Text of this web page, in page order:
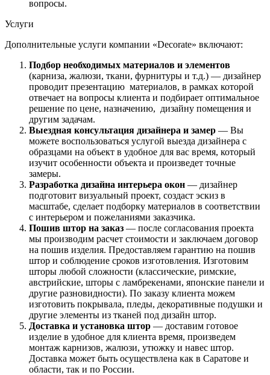
вопросы.
Услуги
Дополнительные услуги компании «Decorate» включают:
Подбор необходимых материалов и элементов
(карниза, жалюзи, ткани, фурнитуры и т.д.) — дизайнер
проводит презентацию материалов, в рамках которой
отвечает на вопросы клиента и подбирает оптимальное
решение по цене, назначению, дизайну помещения и
другим задачам.
Выездная консультация дизайнера и замер — Вы
можете воспользоваться услугой выезда дизайнера с
образцами на объект в удобное для вас время, который
изучит особенности объекта и произведет точные
замеры.
Разработка дизайна интерьера окон — дизайнер
подготовит визуальный проект, создаст эскиз в
масштабе, сделает подборку материалов в соответствии
с интерьером и пожеланиями заказчика.
Пошив штор на заказ — после согласования проекта
мы производим расчет стоимости и заключаем договор
на пошив изделия. Предоставляем гарантию на пошив
штор и соблюдение сроков изготовления. Изготовим
шторы любой сложности (классические, римские,
австрийские, шторы с ламбрекенами, японские панели и
другие разновидности). По заказу клиента можем
изготовить покрывала, пледы, декоративные подушки и
другие элементы из тканей под дизайн штор.
Доставка и установка штор — доставим готовое
изделие в удобное для клиента время, произведем
монтаж карнизов, жалюзи, утюжку и навес штор.
Доставка может быть осуществлена как в Саратове и
области, так и по России.